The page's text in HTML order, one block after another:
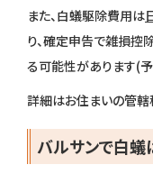
また、白蟻駆除費用は
り、確定申告で雑損控
る可能性があります(
詳細はお住まいの管轄
バルサンで白蟻